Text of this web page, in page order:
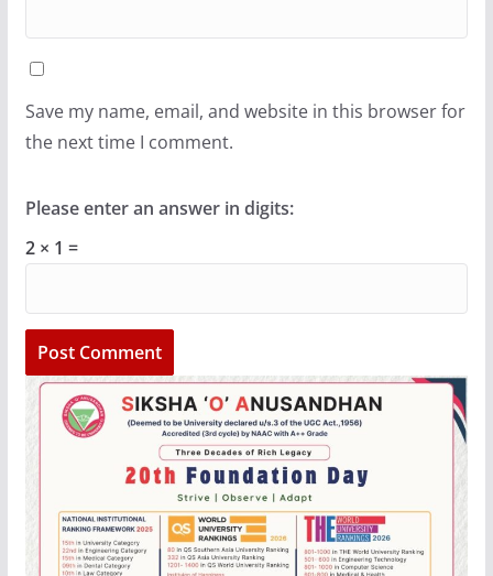
Save my name, email, and website in this browser for
the next time I comment.
Please enter an answer in digits:
2 × 1 =